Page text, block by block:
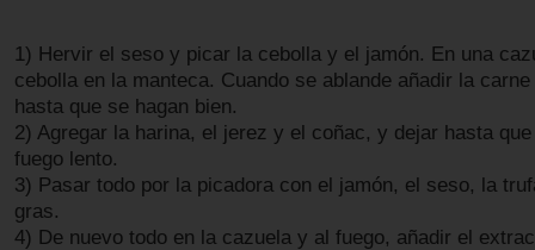
1) Hervir el seso y picar la cebolla y el jamón. En una
cebolla en la manteca. Cuando se ablande añadir la
hasta que se hagan bien.
2) Agregar la harina, el jerez y el coñac, y dejar hasta
fuego lento.
3) Pasar todo por la picadora con el jamón, el seso, la
gras.
4) De nuevo todo en la cazuela y al fuego, añadir el